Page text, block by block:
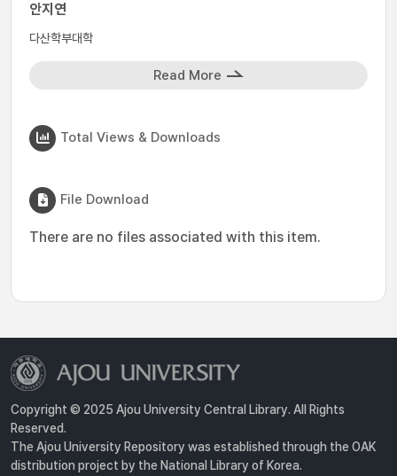
안지연
다산학부대학
Read More
Total Views & Downloads
File Download
There are no files associated with this item.
Copyright © 2025 Ajou University Central Library. All Rights
Reserved.
The Ajou University Repository was established through the OAK
distribution project by the National Library of Korea.